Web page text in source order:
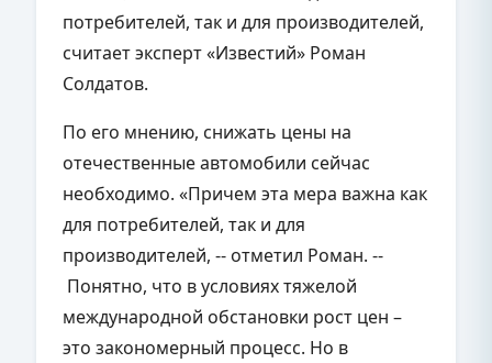
потребителей, так и для производителей,
считает эксперт «Известий» Роман
Солдатов.
По его мнению, снижать цены на
отечественные автомобили сейчас
необходимо. «Причем эта мера важна как
для потребителей, так и для
производителей, -- отметил Роман. --
Понятно, что в условиях тяжелой
международной обстановки рост цен –
это закономерный процесс. Но в